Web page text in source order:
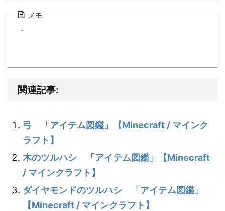
メモ
・
関連記事:
弓 「アイテム図鑑」【Minecraft / マインク
ラフト】
木のツルハシ 「アイテム図鑑」【Minecraft
/ マインクラフト】
ダイヤモンドのツルハシ 「アイテム図鑑」
【Minecraft / マインクラフト】